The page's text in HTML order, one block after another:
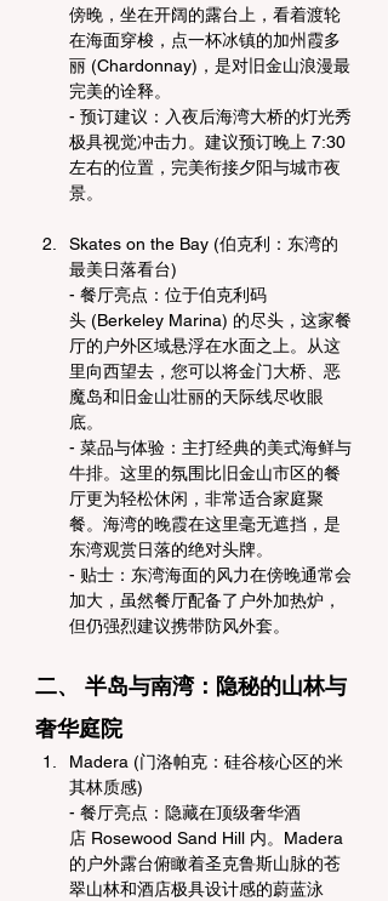
傍晚，坐在开阔的露台上，看着渡轮
在海面穿梭，点一杯冰镇的加州霞多
丽 (Chardonnay)，是对旧金山浪漫最
完美的诠释。
- 预订建议：入夜后海湾大桥的灯光秀
极具视觉冲击力。建议预订晚上 7:30
左右的位置，完美衔接夕阳与城市夜
景。
Skates on the Bay (伯克利：东湾的
最美日落看台)
- 餐厅亮点：位于伯克利码
头 (Berkeley Marina) 的尽头，这家餐
厅的户外区域悬浮在水面之上。从这
里向西望去，您可以将金门大桥、恶
魔岛和旧金山壮丽的天际线尽收眼
底。
- 菜品与体验：主打经典的美式海鲜与
牛排。这里的氛围比旧金山市区的餐
厅更为轻松休闲，非常适合家庭聚
餐。海湾的晚霞在这里毫无遮挡，是
东湾观赏日落的绝对头牌。
- 贴士：东湾海面的风力在傍晚通常会
加大，虽然餐厅配备了户外加热炉，
但仍强烈建议携带防风外套。
二、 半岛与南湾：隐秘的山林与
奢华庭院
Madera (门洛帕克：硅谷核心区的米
其林质感)
- 餐厅亮点：隐藏在顶级奢华酒
店 Rosewood Sand Hill 内。Madera
的户外露台俯瞰着圣克鲁斯山脉的苍
翠山林和酒店极具设计感的蔚蓝泳